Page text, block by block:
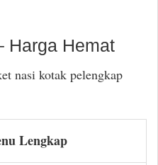
Harga Hemat
nasi kotak pelengkap
Lengkap